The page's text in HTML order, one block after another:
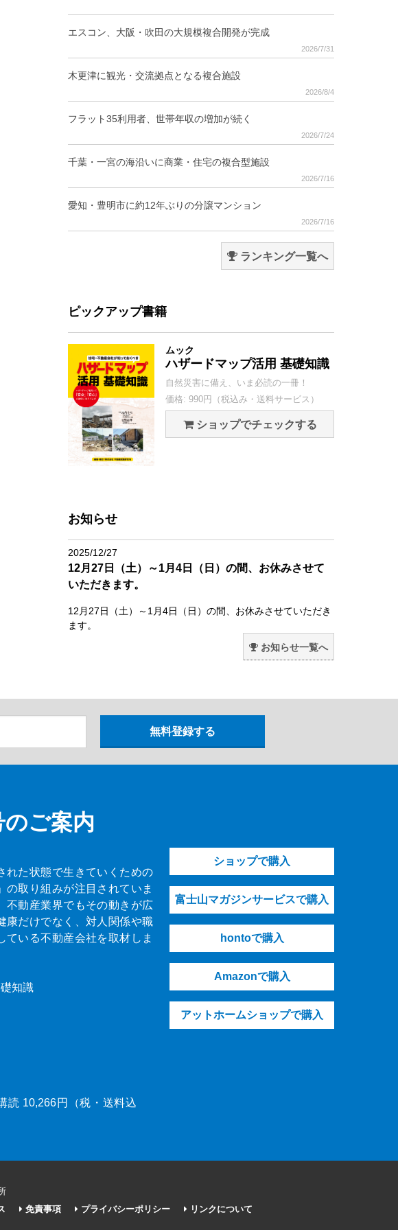
エスコン、大阪・吹田の大規模複合開発が完成
2026/7/31
木更津に観光・交流拠点となる複合施設
2026/8/4
フラット35利用者、世帯年収の増加が続く
2026/7/24
千葉・一宮の海沿いに商業・住宅の複合型施設
2026/7/16
愛知・豊明市に約12年ぶりの分譲マンション
2026/7/16
ランキング一覧へ
ピックアップ書籍
ムック
ハザードマップ活用 基礎知識
自然災害に備え、いま必読の一冊！
価格: 990円（税込み・送料サービス）
ショップでチェックする
お知らせ
2025/12/27
12月27日（土）～1月4日（日）の間、お休みさせて
いただきます。
12月27日（土）～1月4日（日）の間、お休みさせていただき
ます。
お知らせ一覧へ
ご案内
れた状態で生きていくための
取り組みが注目されていま
動産業界でもその動きが広
康だけでなく、対人関係や職
いる不動産会社を取材しま
知識
10,266円（税・送料込
ショップで購入
富士山マガジンサービスで購入
hontoで購入
Amazonで購入
アットホームショップで購入
免責事項 プライバシーポリシー リンクについて